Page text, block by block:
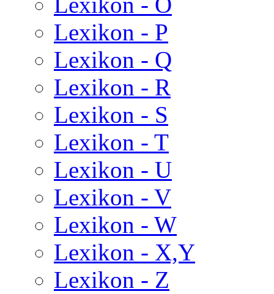
Lexikon - P
Lexikon - Q
Lexikon - R
Lexikon - S
Lexikon - T
Lexikon - U
Lexikon - V
Lexikon - W
Lexikon - X,Y
Lexikon - Z